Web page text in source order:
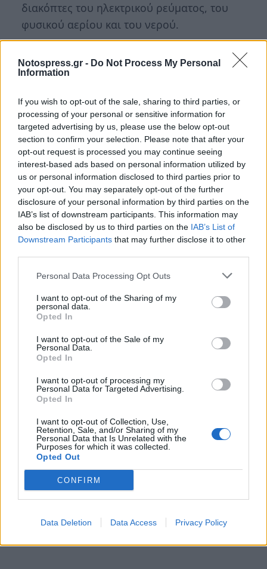
Notospress.gr - Do Not Process My Personal
Information
If you wish to opt-out of the sale, sharing to third parties, or
processing of your personal or sensitive information for
targeted advertising by us, please use the below opt-out
section to confirm your selection. Please note that after your
opt-out request is processed you may continue seeing
interest-based ads based on personal information utilized by
us or personal information disclosed to third parties prior to
your opt-out. You may separately opt-out of the further
disclosure of your personal information by third parties on the
IAB’s list of downstream participants. This information may
also be disclosed by us to third parties on the IAB’s List of
Downstream Participants that may further disclose it to other
Personal Data Processing Opt Outs
I want to opt-out of the Sharing of my
personal data.
Opted In
I want to opt-out of the Sale of my
Personal Data.
Opted In
I want to opt-out of processing my
Personal Data for Targeted Advertising.
Opted In
I want to opt-out of Collection, Use,
Retention, Sale, and/or Sharing of my
Personal Data that Is Unrelated with the
Purposes for which it was collected.
Opted Out
CONFIRM
Data Deletion Data Access Privacy Policy
διακόπτες του ηλεκτρικού ρεύματος, του
φυσικού αερίου και του νερού.
Καταφύγετε σε ανοιχτό και ασφαλή χώρο.
Ακολουθείστε τις οδηγίες των Αρχών και
Μην χρησιμοποιείτε άσκοπα το
αυτοκίνητό σας ώστε να μην γίνετε
εμπόδιο στο έργο των συνεργείων
διάσωσης.
Χρησιμοποιείστε το σταθερό ή κινητό
τηλέφωνό σας σε εξαιρετικές
περιπτώσεις, γιατί προκαλείται
υπερφόρτωση των τηλεφωνικών δικτύων.
Αποφύγετε να μπείτε στο σπίτι σας αν
βλέπετε βλάβες, κομμένα καλώδια,
διαρροή υγραερίου ή φυσικού αερίου.
Ακολουθήστε τοnotospress.gr στο Google News και
μάθετε πρώτοι